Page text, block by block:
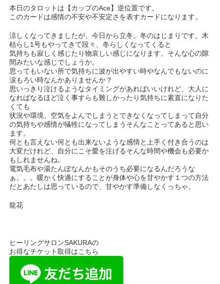
本日のタロットは【カップのAce】逆位置です。
このカードは感情の不安や不安定さを表すカードになります。
涼しくなってきましたが、今日から立冬。冬のはじまりです。木
枯らし1号もやってきて段々、冬らしくなってくると
気持ちも寂しく感じたり物哀しい感じになります。そんな心の隙
間みたいな感じでしょうか。
思ってもいない所で気持ちに波が出やすい時やなんでもないのに
涙もろい時なんかありませんか？
思いっきり泣けるようなタイミングがあればいいけれど、大人に
なればなるほど泣く事すらも難しかったり気持ちに素直になりた
くても
状況や環境、空気をよんでしまうとできなくなってしまって自分
の気持ちや感情が犠牲になってしまうそんなことってあると思い
ます。
何とも言えない何とも出来ないような感情と上手く付き合うのは
大変だけれど、自分にこそ愛を注げるそんな時間や機会も必要か
もしれませんね。
電気毛布や湯たんぽなんかもそのうち必要になるんだろうな
ぁ。。。暖かく快適にすることが身体や心を甘やかす１つの方法
だとあたしは思っているので、甘やかす準備しなくっちゃ。
龍花
ヒーリングサロンSAKURAの
お得なチケット取得はこちら